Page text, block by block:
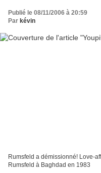
Publié le 08/11/2006 à 20:59
Par kévin
Rumsfeld a démissionné! Love-
Rumsfeld à Baghdad en 1983